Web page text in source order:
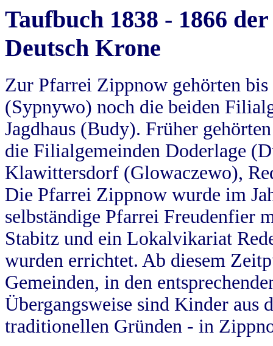
Taufbuch 1838 - 1866
Deutsch Krone
Zur Pfarrei Zippnow gehörten
(Sypnywo) noch die beiden
Jagdhaus (Budy). Früher
die Filialgemeinden Doderlage
Klawittersdorf (Glowaczewo),
Die Pfarrei Zippnow wurde im
selbständige Pfarrei Freudenfier
Stabitz und ein Lokalvikariat
wurden errichtet. Ab diesem
Gemeinden, in den
Übergangsweise sind Kinder aus
traditionellen Gründen - in